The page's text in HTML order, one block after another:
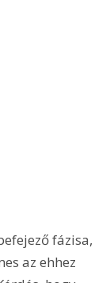
fázisa,
az ehhez